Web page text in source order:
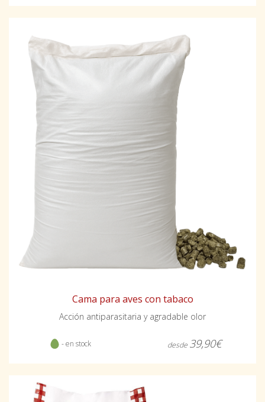
Cama para aves con tabaco
Acción antiparasitaria y agradable olor
- en stock desde 39,90€